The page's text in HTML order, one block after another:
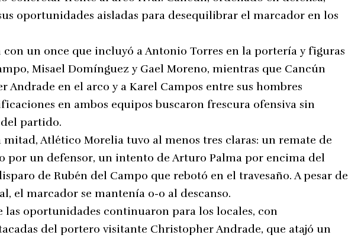
oportunidades aisladas para desequilibrar el marcador en los
con un once que incluyó a Antonio Torres en la portería y figuras
Misael Domínguez y Gael Moreno, mientras que Cancún
Andrade en el arco y a Karel Campos entre sus hombres
en ambos equipos buscaron frescura ofensiva sin
partido.
Atlético Morelia tuvo al menos tres claras: un remate de
por un defensor, un intento de Arturo Palma por encima del
de Rubén del Campo que rebotó en el travesaño. A pesar de
el marcador se mantenía 0-0 al descanso.
las oportunidades continuaron para los locales, con
del portero visitante Christopher Andrade, que atajó un